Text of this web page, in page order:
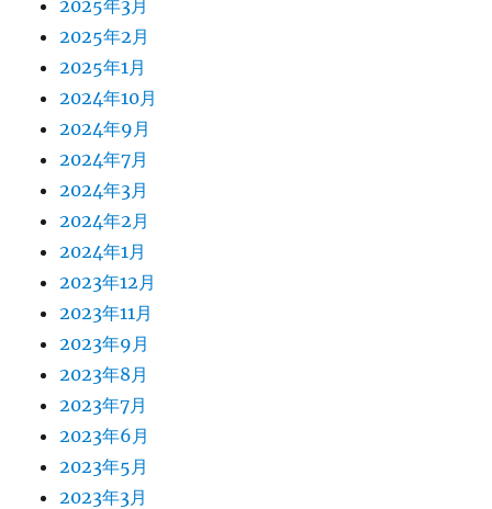
2025年3月
2025年2月
2025年1月
2024年10月
2024年9月
2024年7月
2024年3月
2024年2月
2024年1月
2023年12月
2023年11月
2023年9月
2023年8月
2023年7月
2023年6月
2023年5月
2023年3月